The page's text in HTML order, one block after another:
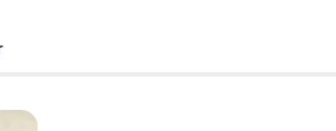
Découvrez l'offre